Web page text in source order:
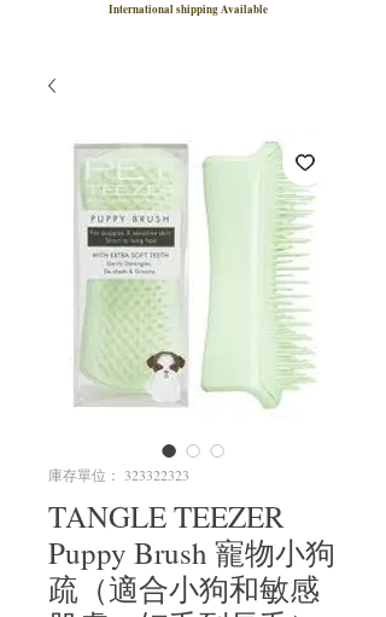
International shipping Available
庫存單位： 323322323
TANGLE TEEZER
Puppy Brush 寵物小狗
疏（適合小狗和敏感